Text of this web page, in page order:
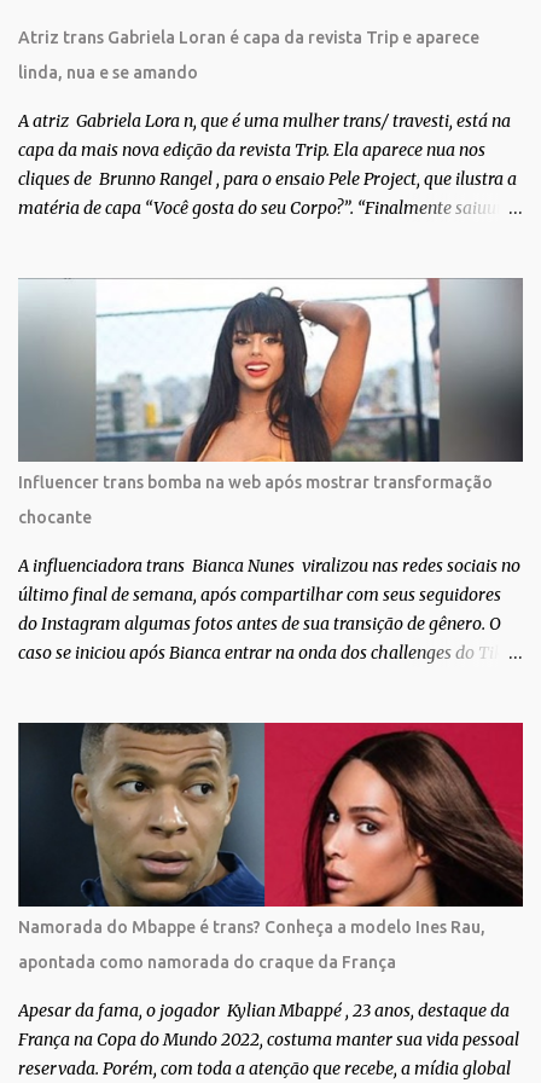
Atriz trans Gabriela Loran é capa da revista Trip e aparece
linda, nua e se amando
A atriz Gabriela Lora n, que é uma mulher trans/ travesti, está na
capa da mais nova edição da revista Trip. Ela aparece nua nos
cliques de Brunno Rangel , para o ensaio Pele Project, que ilustra a
matéria de capa “Você gosta do seu Corpo?”. “Finalmente saiuuu!!!
convidarem para esse projeto incrível, que fala acima de tudo
sobre amor. Todo carinho do mundo para a Dri da Trip que foi a
ponte disso tudo”, escreveu Gabriela. Gabriela classificou a capa
como linda e a matéria que envolvem 180 histórias (e corpos nus)
de gente que se apaixonou pela própria pele – como
extraordinária. O Pele Projetc tem como objetivo fotografar e
expor uma diversidade de corpos nus, ressaltando a beleza das
especificidades físicas. A atriz se tornou nacionalmente conhecida
após fazer uma participação especial na novela teen Malhação, da
TV Globo. Na trama, ela inte...
Influencer trans bomba na web após mostrar transformação
chocante
A influenciadora trans Bianca Nunes viralizou nas redes sociais no
último final de semana, após compartilhar com seus seguidores
do Instagram algumas fotos antes de sua transição de gênero. O
caso se iniciou após Bianca entrar na onda dos challenges do Tik
Bianca aparece ainda muito jovem e usando roupas masculinas,
após algumas fotos diferentes, ela finalmente aparece usando um
biquíni fio dental, com cabelo longo e seios. Através do Instagram,
a morena desabafou como foi passar um período da sua vida no
exército brasileiro. Segundo Bianca, ela apenas se alistou como
uma forma de provar que sua identidade de gênero não seria algo
passageiro. “Me alistei no exército porque eu sempre ouvia muito;
‘bota no exército para ver se vira homem’, ‘ah, esse aí não vai
entrar no exército’… Essas coisas me fizeram entrar no exército. Eu
disse; ‘vou mostrar par...
Namorada do Mbappe é trans? Conheça a modelo Ines Rau,
apontada como namorada do craque da França
Apesar da fama, o jogador Kylian Mbappé , 23 anos, destaque da
França na Copa do Mundo 2022, costuma manter sua vida pessoal
reservada. Porém, com toda a atenção que recebe, a mídia global